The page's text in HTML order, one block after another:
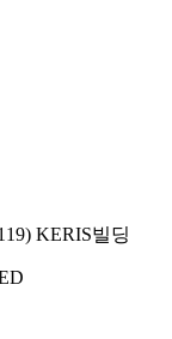
KERIS빌딩